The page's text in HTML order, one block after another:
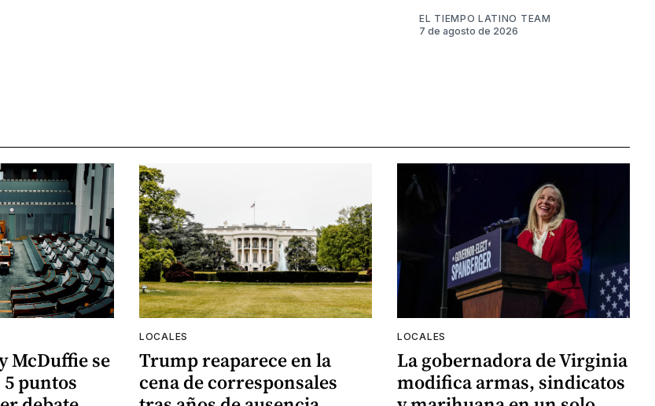
EL TIEMPO LATINO TEAM
7 de agosto de 2026
McDuffie se
puntos
LOCALES
Trump reaparece en la
cena de corresponsales
LOCALES
La gobernadora de Virginia
modifica armas, sindicatos